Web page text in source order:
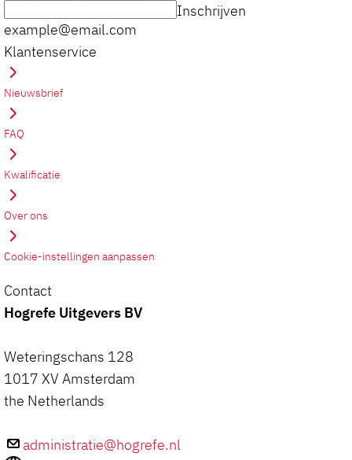
example@email.com
Inschrijven
Klantenservice
Nieuwsbrief
FAQ
Kwalificatie
Over ons
Cookie-instellingen aanpassen
Contact
Hogrefe Uitgevers BV
Weteringschans 128
1017 XV Amsterdam
the Netherlands
administratie@hogrefe.nl